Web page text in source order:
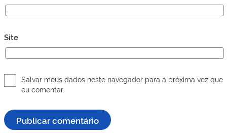
Site
Salvar meus dados neste navegador para a próxima vez que
eu comentar.